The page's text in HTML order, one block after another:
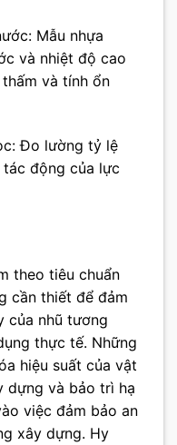
Mẫu nhựa
và nhiệt độ cao
và tính ổn
Đo lường tỷ lệ
động của lực
theo tiêu chuẩn
cần thiết để đảm
của nhũ tương
thực tế. Những
hiệu suất của vật
dựng và bảo trì hạ
việc đảm bảo an
xây dựng. Hy